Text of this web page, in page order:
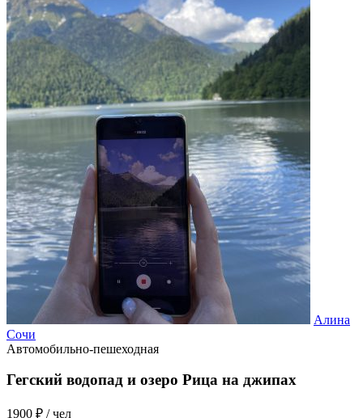
Алина
Сочи
Автомобильно-пешеходная
Гегский водопад и озеро Рица на джипах
1900 ₽ / чел